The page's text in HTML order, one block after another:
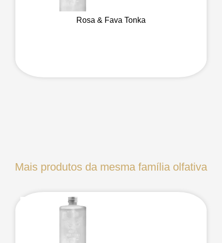
Rosa & Fava Tonka
Mais produtos da mesma família olfativa